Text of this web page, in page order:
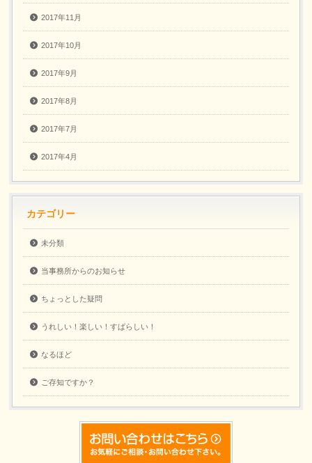
2017年11月
2017年10月
2017年9月
2017年8月
2017年7月
2017年4月
カテゴリー
未分類
当事務所からのお知らせ
ちょっとした疑問
うれしい！楽しい！すばらしい！
なるほど
ご存知ですか？